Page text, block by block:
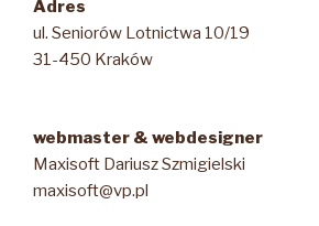
Adres
ul. Seniorów Lotnictwa 10/19
31-450 Kraków
webmaster & webdesigner
Maxisoft Dariusz Szmigielski
maxisoft@vp.pl